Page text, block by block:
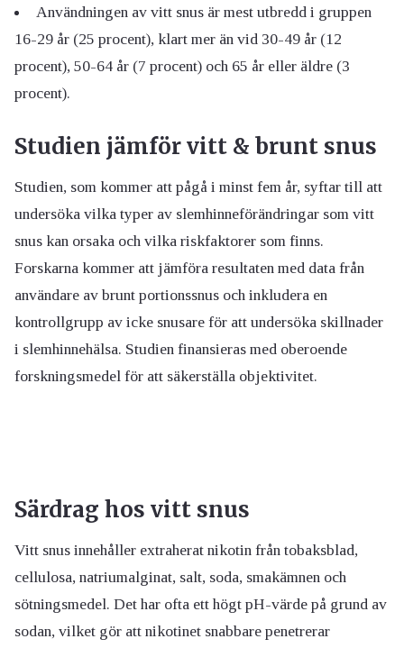
Användningen av vitt snus är mest utbredd i gruppen
16-29 år (25 procent), klart mer än vid 30-49 år (12
procent), 50-64 år (7 procent) och 65 år eller äldre (3
procent).
Studien jämför vitt & brunt snus
Studien, som kommer att pågå i minst fem år, syftar till att
undersöka vilka typer av slemhinneförändringar som vitt
snus kan orsaka och vilka riskfaktorer som finns.
Forskarna kommer att jämföra resultaten med data från
användare av brunt portionssnus och inkludera en
kontrollgrupp av icke snusare för att undersöka skillnader
i slemhinnehälsa. Studien finansieras med oberoende
forskningsmedel för att säkerställa objektivitet.
Särdrag hos vitt snus
Vitt snus innehåller extraherat nikotin från tobaksblad,
cellulosa, natriumalginat, salt, soda, smakämnen och
sötningsmedel. Det har ofta ett högt pH-värde på grund av
sodan, vilket gör att nikotinet snabbare penetrerar